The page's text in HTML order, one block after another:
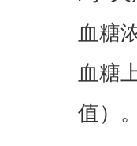
血糖
血糖
值）